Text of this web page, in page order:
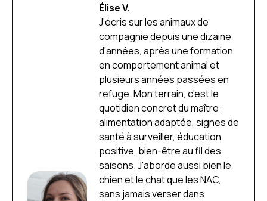
Élise V.
J'écris sur les animaux de
compagnie depuis une dizaine
d'années, après une formation
en comportement animal et
plusieurs années passées en
refuge. Mon terrain, c'est le
quotidien concret du maître :
alimentation adaptée, signes de
santé à surveiller, éducation
positive, bien-être au fil des
saisons. J'aborde aussi bien le
chien et le chat que les NAC,
sans jamais verser dans